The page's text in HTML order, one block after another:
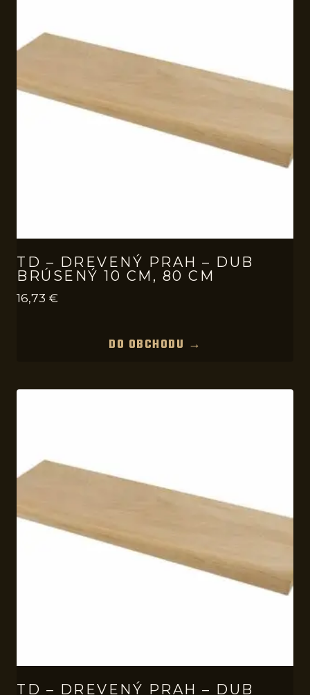
TD – DREVENÝ PRAH – DUB
BRÚSENÝ 10 CM, 80 CM
16,73 €
DO OBCHODU →
TD – DREVENÝ PRAH – DUB